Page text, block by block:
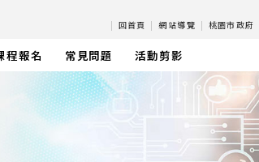
| 回首頁 |網站導覽 | 桃園市政府
程報名 常見問題 活動剪影